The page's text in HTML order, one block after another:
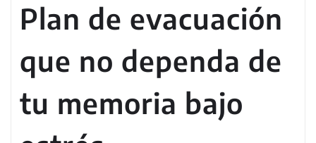
Plan de evacuación
que no dependa de
tu memoria bajo